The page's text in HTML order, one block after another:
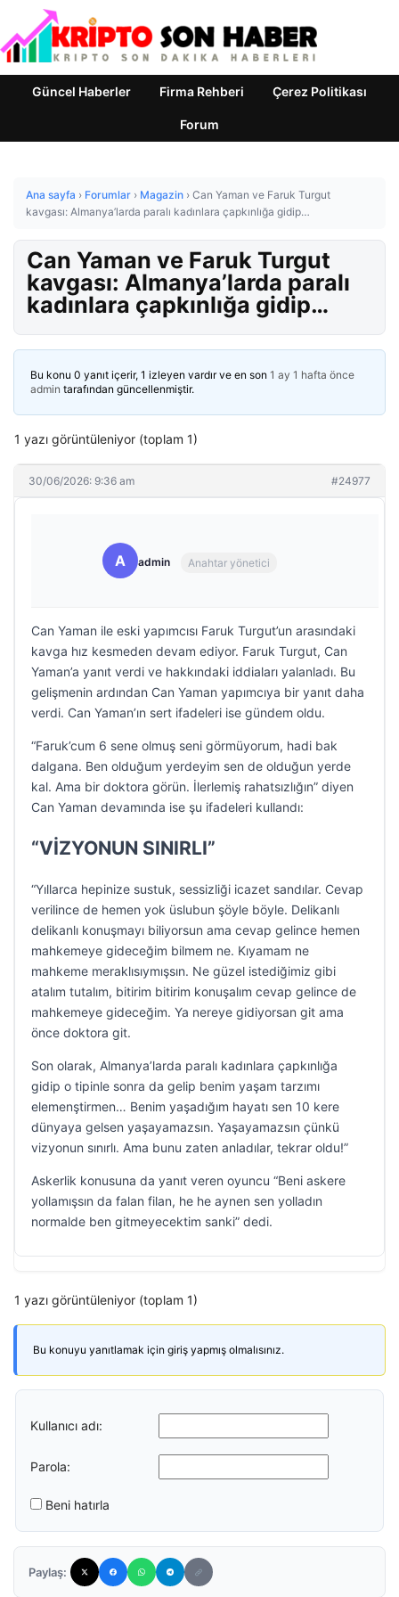
Güncel Haberler Firma Rehberi Çerez Politikası
Forum
Ana sayfa › Forumlar › Magazin › Can Yaman ve Faruk Turgut
kavgası: Almanya’larda paralı kadınlara çapkınlığa gidip…
Can Yaman ve Faruk Turgut
kavgası: Almanya’larda paralı
kadınlara çapkınlığa gidip…
Bu konu 0 yanıt içerir, 1 izleyen vardır ve en son 1 ay 1 hafta önce
admin tarafından güncellenmiştir.
1 yazı görüntüleniyor (toplam 1)
30/06/2026: 9:36 am #24977
A admin Anahtar yönetici
Can Yaman ile eski yapımcısı Faruk Turgut’un arasındaki
kavga hız kesmeden devam ediyor. Faruk Turgut, Can
Yaman’a yanıt verdi ve hakkındaki iddiaları yalanladı. Bu
gelişmenin ardından Can Yaman yapımcıya bir yanıt daha
verdi. Can Yaman’ın sert ifadeleri ise gündem oldu.
“Faruk’cum 6 sene olmuş seni görmüyorum, hadi bak
dalgana. Ben olduğum yerdeyim sen de olduğun yerde
kal. Ama bir doktora görün. İlerlemiş rahatsızlığın” diyen
Can Yaman devamında ise şu ifadeleri kullandı:
“VİZYONUN SINIRLI”
“Yıllarca hepinize sustuk, sessizliği icazet sandılar. Cevap
verilince de hemen yok üslubun şöyle böyle. Delikanlı
delikanlı konuşmayı biliyorsun ama cevap gelince hemen
mahkemeye gideceğim bilmem ne. Kıyamam ne
mahkeme meraklısıymışsın. Ne güzel istediğimiz gibi
atalım tutalım, bitirim bitirim konuşalım cevap gelince de
mahkemeye gideceğim. Ya nereye gidiyorsan git ama
önce doktora git.
Son olarak, Almanya’larda paralı kadınlara çapkınlığa
gidip o tipinle sonra da gelip benim yaşam tarzımı
elemenştirmen… Benim yaşadığım hayatı sen 10 kere
dünyaya gelsen yaşayamazsın. Yaşayamazsın çünkü
vizyonun sınırlı. Ama bunu zaten anladılar, tekrar oldu!”
Askerlik konusuna da yanıt veren oyuncu “Beni askere
yollamışsın da falan filan, he he aynen sen yolladın
normalde ben gitmeyecektim sanki” dedi.
1 yazı görüntüleniyor (toplam 1)
Bu konuyu yanıtlamak için giriş yapmış olmalısınız.
Kullanıcı adı:
Parola:
Beni hatırla
Paylaş: